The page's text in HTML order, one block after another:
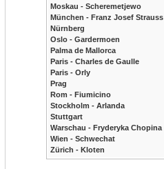
Moskau - Scheremetjewo
München - Franz Josef Strauss
Nürnberg
Oslo - Gardermoen
Palma de Mallorca
Paris - Charles de Gaulle
Paris - Orly
Prag
Rom - Fiumicino
Stockholm - Arlanda
Stuttgart
Warschau - Fryderyka Chopina
Wien - Schwechat
Zürich - Kloten